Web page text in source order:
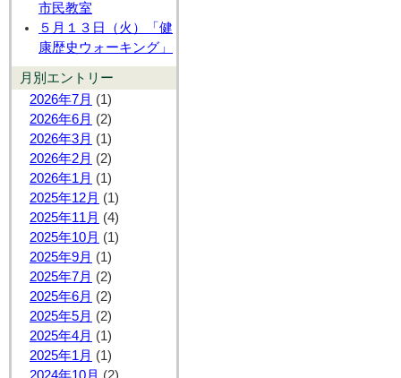
市民教室
５月１３日（火）「健
康歴史ウォーキング」
月別エントリー
2026年7月 (1)
2026年6月 (2)
2026年3月 (1)
2026年2月 (2)
2026年1月 (1)
2025年12月 (1)
2025年11月 (4)
2025年10月 (1)
2025年9月 (1)
2025年7月 (2)
2025年6月 (2)
2025年5月 (2)
2025年4月 (1)
2025年1月 (1)